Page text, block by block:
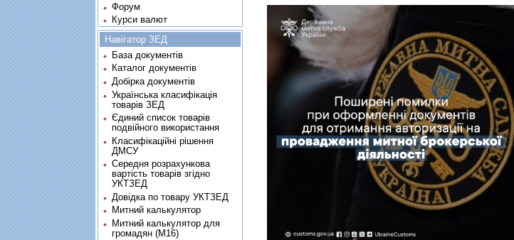
Форум
Курси валют
Навігатор ЗЕД
База документів
Каталог документів
Добірка документів
Українська класифікація
товарів ЗЕД
Єдиний список товарів
подвійного використання
Класифікаційні рішення
ДМСУ
Середня розрахункова
вартість товарів згідно
УКТЗЕД
Довідка по товару УКТЗЕД
Митний калькулятор
Митний калькулятор для
громадян (М16)